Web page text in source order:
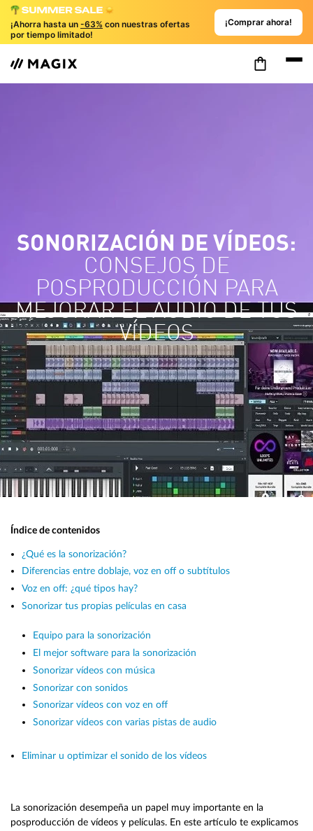
¡Ahorra hasta un -63% con nuestras ofertas
por tiempo limitado!
¡Comprar ahora!
SONORIZACIÓN DE VÍDEOS:
CONSEJOS DE
POSPRODUCCIÓN PARA
MEJORAR EL AUDIO DE TUS
VÍDEOS
Índice de contenidos
¿Qué es la sonorización?
Diferencias entre doblaje, voz en off o subtítulos
Voz en off: ¿qué tipos hay?
Sonorizar tus propias películas en casa
Equipo para la sonorización
El mejor software para la sonorización
Sonorizar vídeos con música
Sonorizar con sonidos
Sonorizar vídeos con voz en off
Sonorizar vídeos con varias pistas de audio
Eliminar u optimizar el sonido de los vídeos
La sonorización desempeña un papel muy importante en la
posproducción de vídeos y películas. En este artículo te explicamos